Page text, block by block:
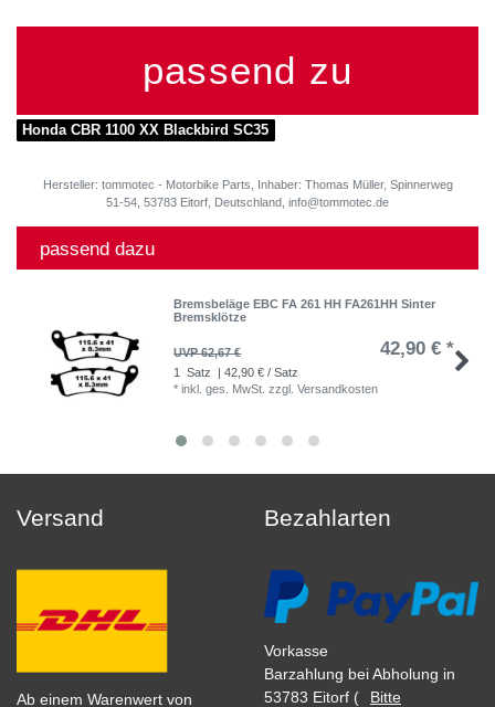
passend zu
Honda CBR 1100 XX Blackbird SC35
Hersteller: tommotec - Motorbike Parts, Inhaber: Thomas Müller, Spinnerweg
51-54, 53783 Eitorf, Deutschland, info@tommotec.de
passend dazu
Bremsbeläge EBC FA 261 HH FA261HH Sinter
Bremsklötze
UVP 62,67 € 42,90 € *
1 Satz
| 42,90 € / Satz
*inkl. ges. MwSt. zzgl.Versandkosten
Versand
Ab einem Warenwert von
Bezahlarten
Vorkasse
Barzahlung bei Abholung in
53783 Eitorf (
Bitte